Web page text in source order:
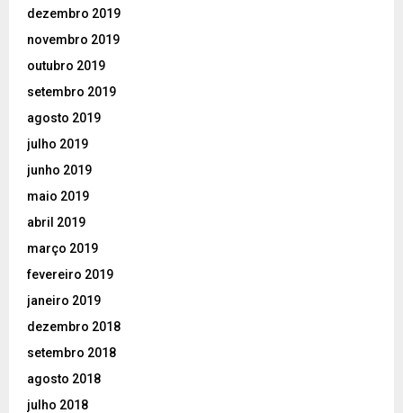
dezembro 2019
novembro 2019
outubro 2019
setembro 2019
agosto 2019
julho 2019
junho 2019
maio 2019
abril 2019
março 2019
fevereiro 2019
janeiro 2019
dezembro 2018
setembro 2018
agosto 2018
julho 2018